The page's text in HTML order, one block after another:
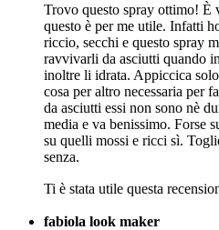
Trovo questo spray ottimo! È
questo è per me utile. Infatti
riccio, secchi e questo spray
ravvivarli da asciutti quando
inoltre li idrata. Appiccica
cosa per altro necessaria per
da asciutti essi non sono nè
media e va benissimo. Forse
su quelli mossi e ricci sì.
senza.
Ti è stata utile questa
fabiola look maker